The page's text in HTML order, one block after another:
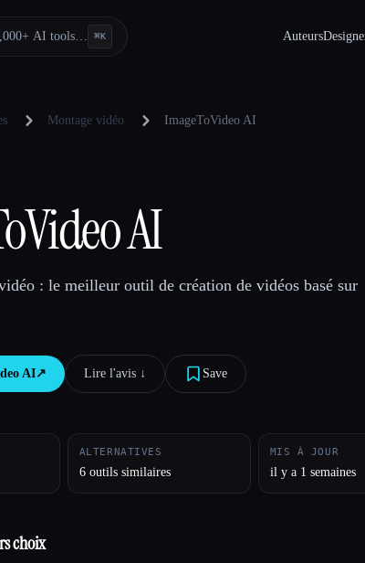
AI tools… ⌘K Auteurs
Montage vidéo ImageToVideo AI
AI
: le meilleur outil de création de vidéos basé sur
AI↗︎ Lire l'avis ↓︎ Save
ALTERNATIVES
6 outils similaires
MIS À JOUR
il y a 1 semaines
choix